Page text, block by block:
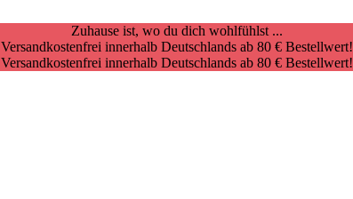
Zuhause ist, wo du dich wohlfühlst ...
Versandkostenfrei innerhalb Deutschlands ab 80 € Bestellwert!
Versandkostenfrei innerhalb Deutschlands ab 80 € Bestellwert!